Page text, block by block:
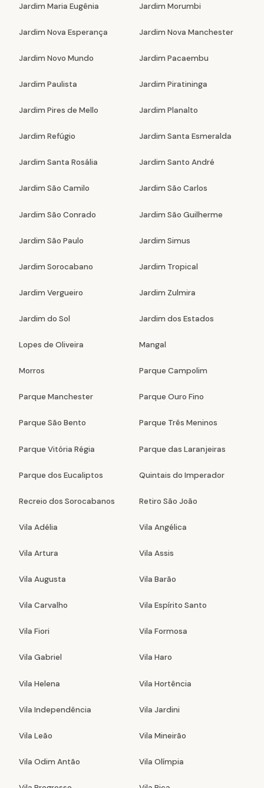
Jardim Maria Eugênia Jardim Morumbi
Jardim Nova Esperança Jardim Nova Manchester
Jardim Novo Mundo Jardim Pacaembu
Jardim Paulista Jardim Piratininga
Jardim Pires de Mello Jardim Planalto
Jardim Refúgio Jardim Santa Esmeralda
Jardim Santa Rosália Jardim Santo André
Jardim São Camilo Jardim São Carlos
Jardim São Conrado Jardim São Guilherme
Jardim São Paulo Jardim Simus
Jardim Sorocabano Jardim Tropical
Jardim Vergueiro Jardim Zulmira
Jardim do Sol Jardim dos Estados
Lopes de Oliveira Mangal
Morros Parque Campolim
Parque Manchester Parque Ouro Fino
Parque São Bento Parque Três Meninos
Parque Vitória Régia Parque das Laranjeiras
Parque dos Eucaliptos Quintais do Imperador
Recreio dos Sorocabanos Retiro São João
Vila Adélia Vila Angélica
Vila Artura Vila Assis
Vila Augusta Vila Barão
Vila Carvalho Vila Espírito Santo
Vila Fiori Vila Formosa
Vila Gabriel Vila Haro
Vila Helena Vila Hortência
Vila Independência Vila Jardini
Vila Leão Vila Mineirão
Vila Odim Antão Vila Olímpia